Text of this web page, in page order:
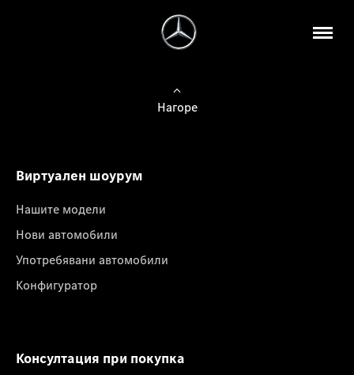
Нагоре
Виртуален шоурум
Нашите модели
Нови автомобили
Употребявани автомобили
Конфигуратор
Консултация при покупка